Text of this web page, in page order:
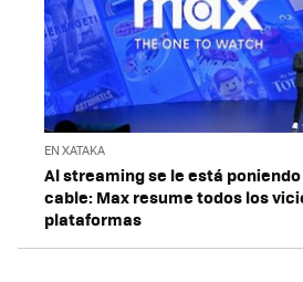
EN XATAKA
Al streaming se le está
cable: Max resume todos los
plataformas